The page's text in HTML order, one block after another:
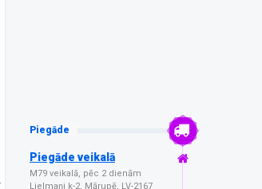
Piegāde
Piegāde veikalā
M79 veikalā, pēc 2 dienām
Lielmaņi k-2, Mārupē, LV-2167